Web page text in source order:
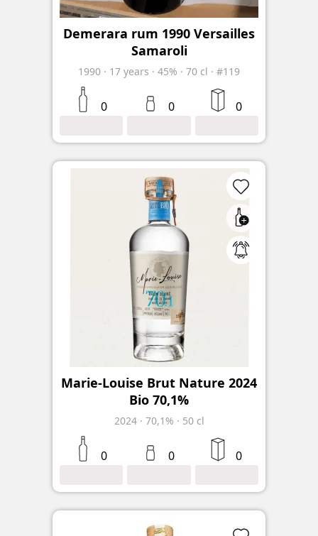
Demerara rum 1990 Versailles
Samaroli
1990 · 17 years · 45% · 70 cl · #119
0 0 0
Marie-Louise Brut Nature 2024
Bio 70,1%
2024 · 70,1% · 50 cl
0 0 0